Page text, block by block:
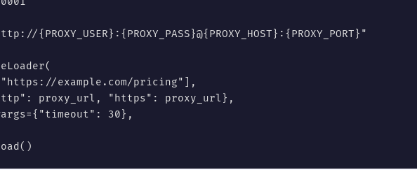
example.com/pricing"],
proxy_url, "https": proxy_url},
30},